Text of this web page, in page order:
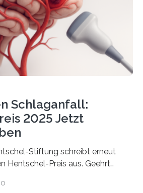
INNO-KOM. Auf dem
2025 am 5. Juni 2025 in
Bundesministerium für
eine gute Nachricht:
in
Schlaganfall:
2025 Jetzt
Stiftung schreibt erneut
Hentschel-Preis aus. Geehrt
Publikation zum Thema